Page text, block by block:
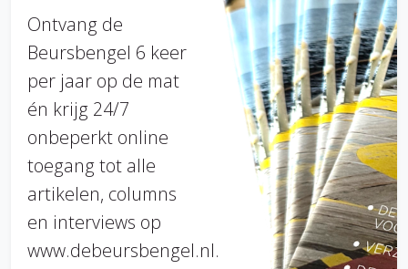
Ontvang de
Beursbengel 6 keer
per jaar op de mat
én krijg 24/7
onbeperkt online
toegang tot alle
artikelen, columns
en interviews op
www.debeursbengel.nl.